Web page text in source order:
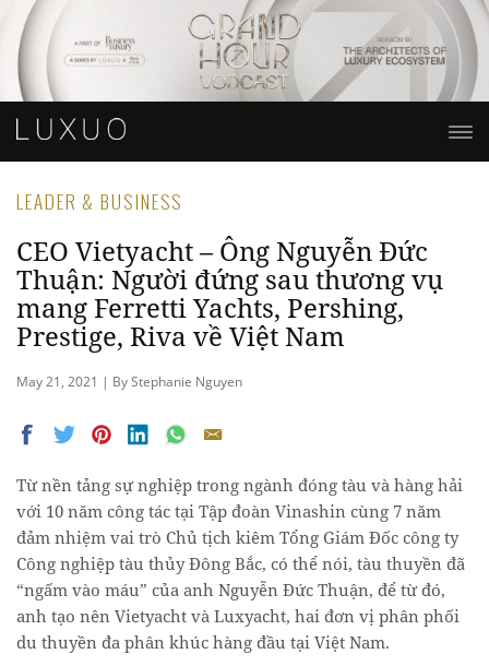
LEADER & BUSINESS
CEO Vietyacht – Ông Nguyễn Đức
Thuận: Người đứng sau thương vụ
mang Ferretti Yachts, Pershing,
Prestige, Riva về Việt Nam
May 21, 2021 | By Stephanie Nguyen
Từ nền tảng sự nghiệp trong ngành đóng tàu và hàng hải
với 10 năm công tác tại Tập đoàn Vinashin cùng 7 năm
đảm nhiệm vai trò Chủ tịch kiêm Tổng Giám Đốc công ty
Công nghiệp tàu thủy Đông Bắc, có thể nói, tàu thuyền đã
“ngấm vào máu” của anh Nguyễn Đức Thuận, để từ đó,
anh tạo nên Vietyacht và Luxyacht, hai đơn vị phân phối
du thuyền đa phân khúc hàng đầu tại Việt Nam.